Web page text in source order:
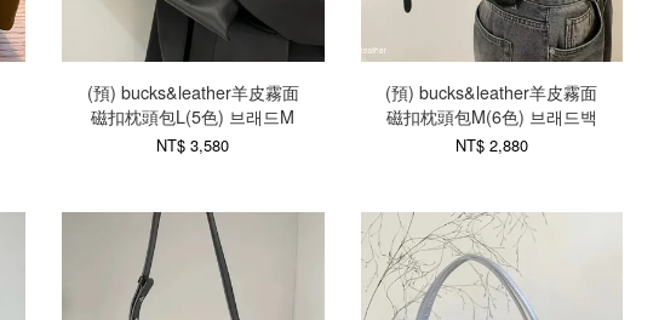
(預) bucks&leather羊皮霧面
磁扣枕頭包L(5色) 브래드M
NT$ 3,580
(預) bucks&leather羊皮霧面
磁扣枕頭包M(6色) 브래드백
NT$ 2,880